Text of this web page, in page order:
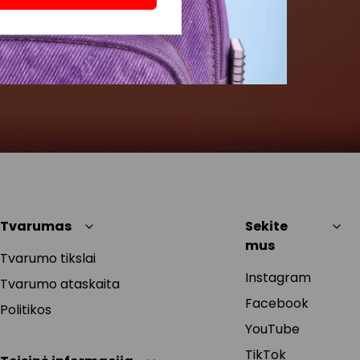
Tvarumas
Tvarumo tikslai
Tvarumo ataskaita
Politikos
Sekite
mus
Instagram
Facebook
YouTube
TikTok